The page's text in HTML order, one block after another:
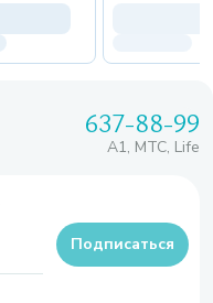
637-88-99
A1, МТС, Life
Подписаться